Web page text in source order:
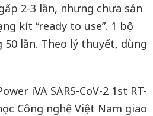
2-3 lần, nhưng chưa sản
kít “ready to use”. 1 bộ
lần. Theo lý thuyết, dùng
iVA SARS-CoV-2 1st RT-
Công nghệ Việt Nam giao